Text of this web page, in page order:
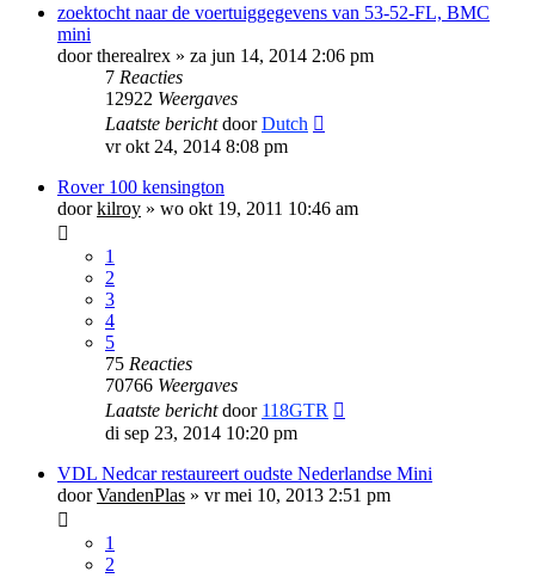
zoektocht naar de voertuiggegevens van 53-52-FL, BMC
mini
doortherealrex » za jun 14, 2014 2:06 pm
7 Reacties
12922 Weergaves
Laatste berichtdoorDutch
vr okt 24, 2014 8:08 pm
Rover 100 kensington
doorkilroy » wo okt 19, 2011 10:46 am
1
2
3
4
5
75 Reacties
70766 Weergaves
Laatste berichtdoor 118GTR
di sep 23, 2014 10:20 pm
VDL Nedcar restaureert oudste Nederlandse Mini
doorVandenPlas » vr mei 10, 2013 2:51 pm
1
2